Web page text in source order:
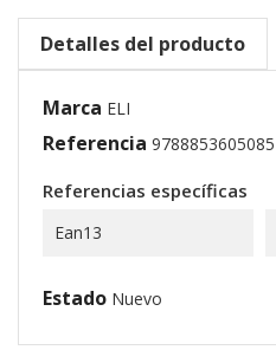
Detalles del producto
Marca ELI
Referencia 9788853605085
Referencias específicas
Ean13
Estado Nuevo